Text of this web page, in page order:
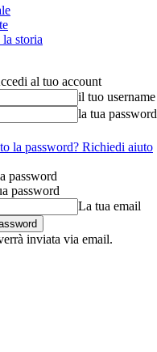
storia
al tuo account
il tuo username
la tua password
la password? Richiedi aiuto
password
password
La tua email
inviata via email.